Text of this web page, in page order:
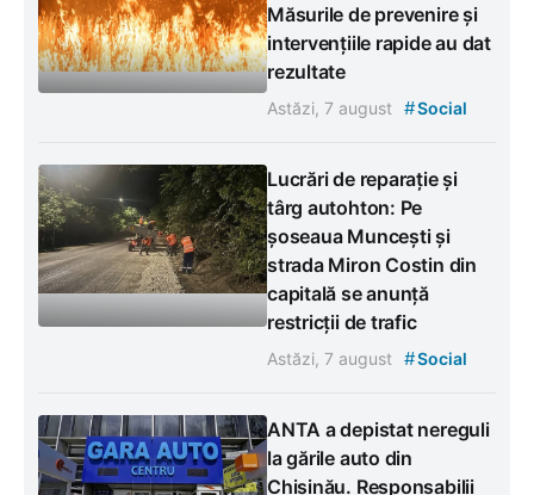
Măsurile de prevenire și
intervențiile rapide au dat
rezultate
Astăzi, 7 august #Social
Lucrări de reparație și
târg autohton: Pe
șoseaua Muncești și
strada Miron Costin din
capitală se anunță
restricții de trafic
Astăzi, 7 august #Social
ANTA a depistat nereguli
la gările auto din
Chișinău. Responsabilii